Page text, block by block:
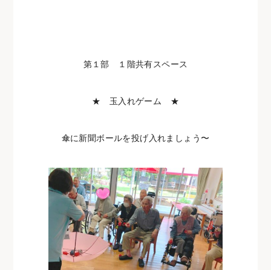
第１部 １階共有スペース
★ 玉入れゲーム ★
傘に新聞ボールを投げ入れましょう〜